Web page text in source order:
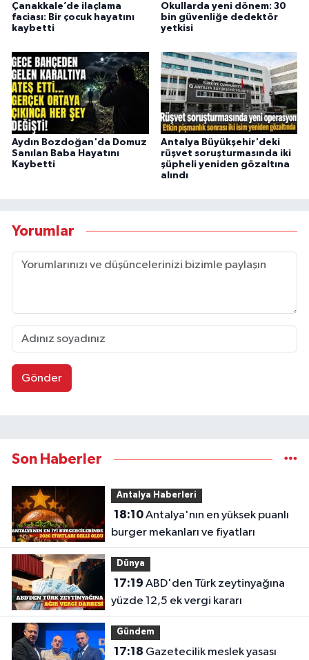
Çanakkale’de ilaçlama
faciası: Bir çocuk hayatını
kaybetti
Okullarda yeni dönem: 30
bin güvenliğe dedektör
yetkisi
Aydın Bozdoğan'da Domuz
Sanılan Baba Hayatını
Kaybetti
Antalya Büyükşehir'deki
rüşvet soruşturmasında iki
şüpheli yeniden gözaltına
alındı
Yorumlar
Gönder
Son Haberler
Antalya Haberleri
18:10Antalya'nın en yüksek puanlı
burger mekanları ve fiyatları
Dünya
17:19
yüzde 12,5 ek vergi kararı
Gündem
17:18